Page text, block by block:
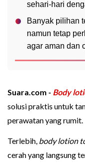
sehari-hari
Banyak pilihan
namun tetap
agar aman dan
Suara.com - Body
solusi praktis untuk
perawatan yang rumit.
Terlebih, body lotion
cerah yang langsung